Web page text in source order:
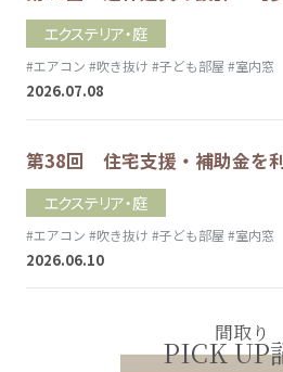
エクステリア・庭
#エアコン #吹き抜け #子ども部屋 #室内窓
2026.07.08
第38回 住宅支援・補助金
エクステリア・庭
#エアコン #吹き抜け #子ども部屋 #室内窓
2026.06.10
間取り
PICK UP